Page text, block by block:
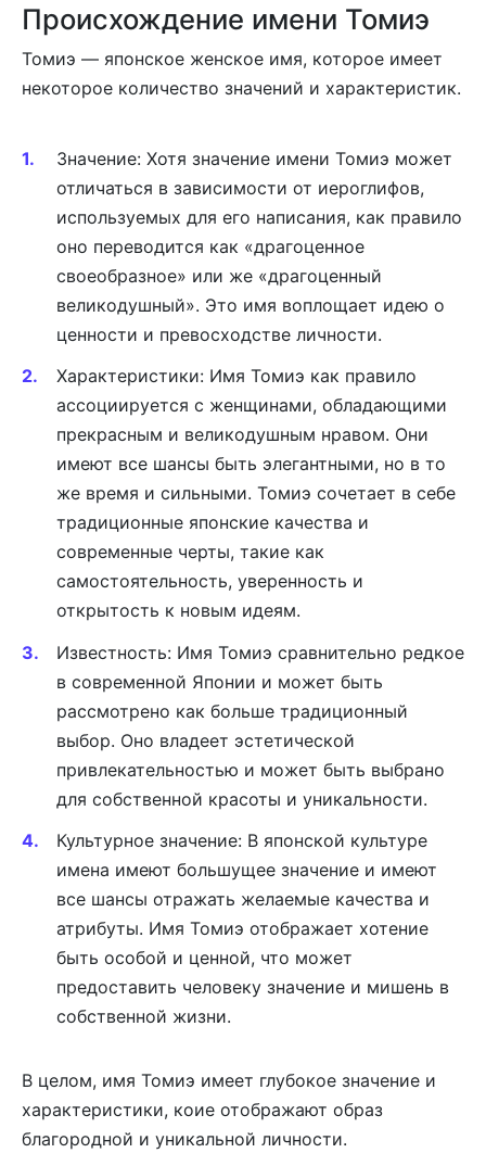
Происхождение имени Томиэ
Томиэ — японское женское имя, которое имеет
некоторое количество значений и характеристик.
Значение: Хотя значение имени Томиэ может
отличаться в зависимости от иероглифов,
используемых для его написания, как правило
оно переводится как «драгоценное
своеобразное» или же «драгоценный
великодушный». Это имя воплощает идею о
ценности и превосходстве личности.
Характеристики: Имя Томиэ как правило
ассоциируется с женщинами, обладающими
прекрасным и великодушным нравом. Они
имеют все шансы быть элегантными, но в то
же время и сильными. Томиэ сочетает в себе
традиционные японские качества и
современные черты, такие как
самостоятельность, уверенность и
открытость к новым идеям.
Известность: Имя Томиэ сравнительно редкое
в современной Японии и может быть
рассмотрено как больше традиционный
выбор. Оно владеет эстетической
привлекательностью и может быть выбрано
для собственной красоты и уникальности.
Культурное значение: В японской культуре
имена имеют большущее значение и имеют
все шансы отражать желаемые качества и
атрибуты. Имя Томиэ отображает хотение
быть особой и ценной, что может
предоставить человеку значение и мишень в
собственной жизни.
В целом, имя Томиэ имеет глубокое значение и
характеристики, коие отображают образ
благородной и уникальной личности.